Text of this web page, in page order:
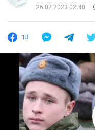
26.02.2023 02:40
13